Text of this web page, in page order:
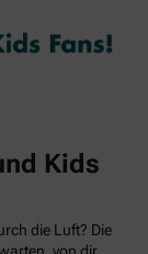
Kids
die Luft? Die